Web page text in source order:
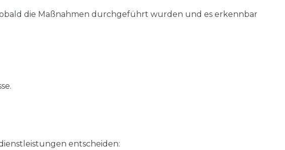
die Maßnahmen durchgeführt wurden und es erkennbar
entscheiden: